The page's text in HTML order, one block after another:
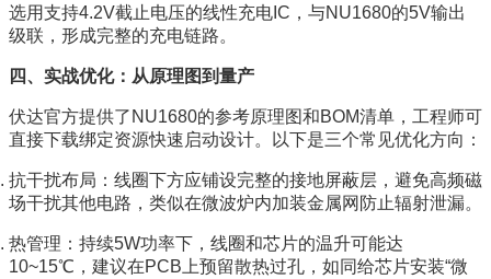
选用支持4.2V截止电压的线性充电IC，与NU1680的5V输出
级联，形成完整的充电链路。
四、实战优化：从原理图到量产
伏达官方提供了NU1680的参考原理图和BOM清单，工程师可
直接下载绑定资源快速启动设计。以下是三个常见优化方向：
抗干扰布局：线圈下方应铺设完整的接地屏蔽层，避免高频磁
场干扰其他电路，类似在微波炉内加装金属网防止辐射泄漏。
热管理：持续5W功率下，线圈和芯片的温升可能达
10~15℃，建议在PCB上预留散热过孔，如同给芯片安装“微